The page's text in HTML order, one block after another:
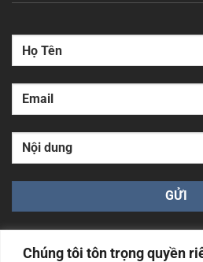
Chúng tôi tôn trọng quyền